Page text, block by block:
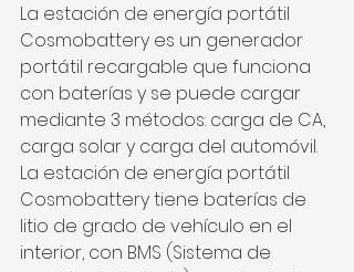
La estación de energía portátil
Cosmobattery es un generador
portátil recargable que funciona
con baterías y se puede cargar
mediante 3 métodos: carga de CA,
carga solar y carga del automóvil.
La estación de energía portátil
Cosmobattery tiene baterías de
litio de grado de vehículo en el
interior, con BMS (Sistema de